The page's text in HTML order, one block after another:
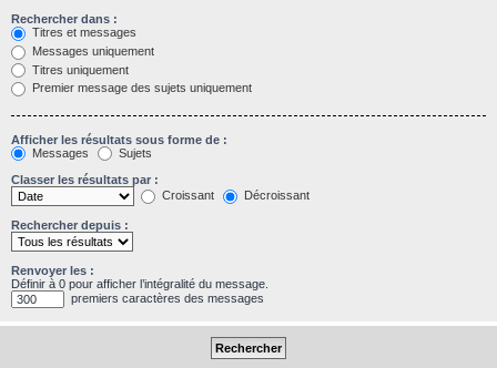
Rechercher dans :
Titres et messages
Messages uniquement
Titres uniquement
Premier message des sujets uniquement
Afficher les résultats sous forme de :
Messages
Sujets
Classer les résultats par :
Croissant
Décroissant
Rechercher depuis :
Renvoyer les :
Définir à 0 pour afficher l’intégralité du message.
premiers caractères des messages